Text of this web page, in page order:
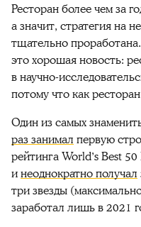
Ресторан более чем за
а значит, стратегия на
тщательно
это хорошая новость:
в научно-
потому что как
Один из самых
раз занималпервую
рейтинга Worldʼs Best
инеоднократно получал
три звезды
заработал лишь в 2021